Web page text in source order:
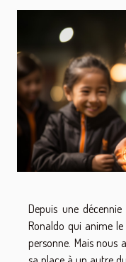
Depuis une
Ronaldo qui anime
personne. Mais nous